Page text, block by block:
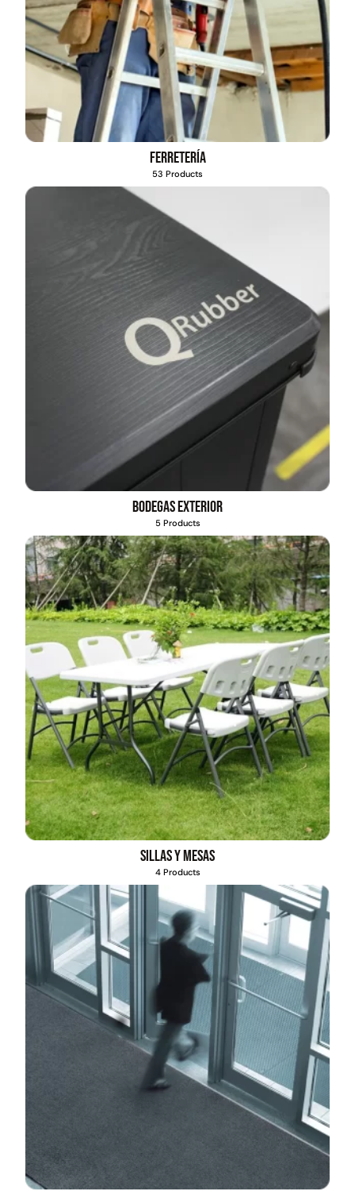
Ferretería
53 Products
Bodegas exterior
5 Products
Sillas y mesas
4 Products